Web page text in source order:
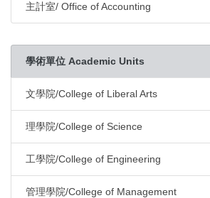
主計室/ Office of Accounting
學術單位 Academic Units
文學院/College of Liberal Arts
理學院/College of Science
工學院/College of Engineering
管理學院/College of Management